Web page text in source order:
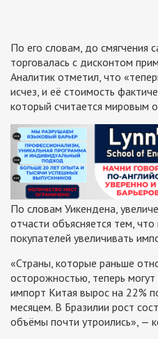
По его словам, до смягчения
торговалась с дисконтом
Аналитик отметил, что
исчез, и её стоимость
который считается мировым
По словам Уикендена,
отчасти объясняется тем,
покупателей увеличивать
«Страны, которые раньше
осторожностью, теперь могут
импорт Китая вырос на 22%
месяцем. В Бразилии рост
объёмы почти утроились», —